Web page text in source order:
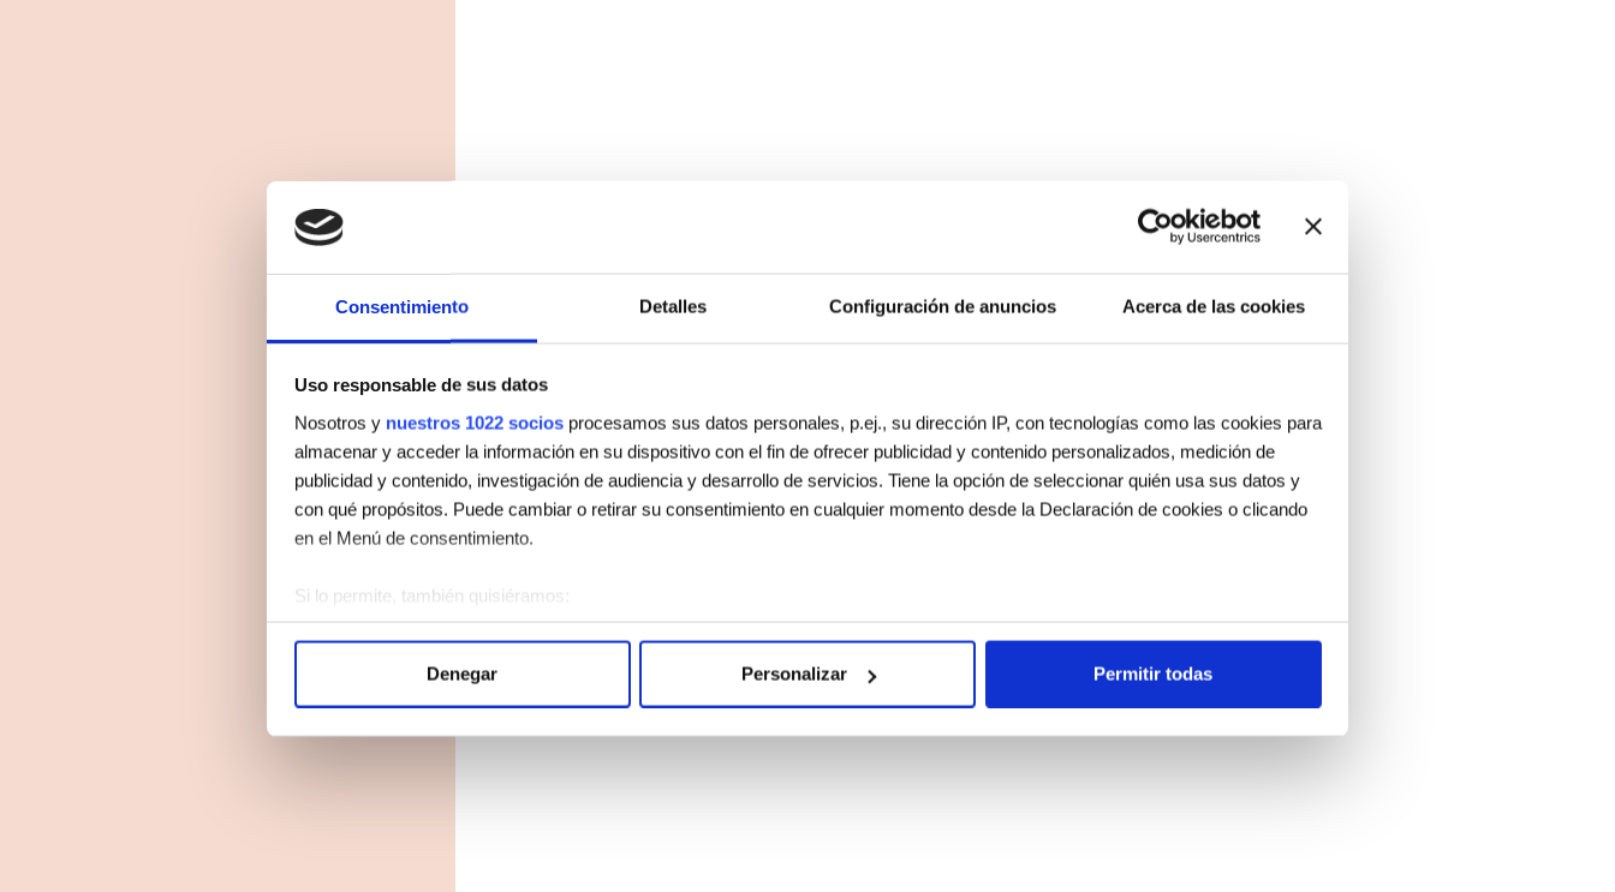
Consentimiento Detalles Configuración de anuncios Acerca de las cookies
Uso responsable de sus datos
Nosotros y nuestros 1022 sociosprocesamos sus datos personales, p.ej., su dirección IP, con tecnologías como las cookies para
almacenar y acceder la información en su dispositivo con el fin de ofrecer publicidad y contenido personalizados, medición de
publicidad y contenido, investigación de audiencia y desarrollo de servicios. Tiene la opción de seleccionar quién usa sus datos y
con qué propósitos. Puede cambiar o retirar su consentimiento en cualquier momento desde la Declaración de cookies o clicando
en el Menú de consentimiento.
Si lo permite, también quisiéramos:
Recopilar información sobre su ubicación geográfica que puede tener una precisión de varios metros
Obtenga más información sobre cómo se procesan sus datos personales y establezca sus preferencias en la
Denegar Personalizar Permitir todas